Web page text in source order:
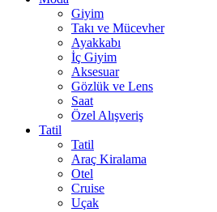
Giyim
Takı ve Mücevher
Ayakkabı
İç Giyim
Aksesuar
Gözlük ve Lens
Saat
Özel Alışveriş
Tatil
Tatil
Araç Kiralama
Otel
Cruise
Uçak